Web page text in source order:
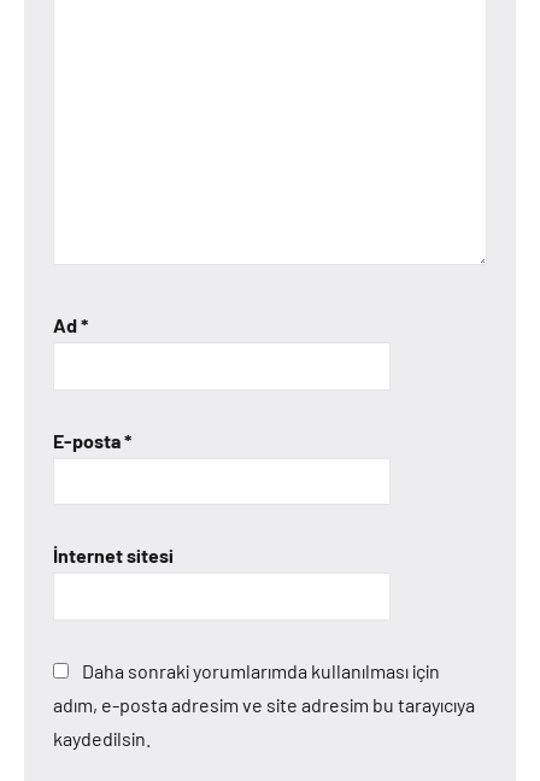
Ad*
E-posta*
İnternet sitesi
Daha sonraki yorumlarımda kullanılması için
adım, e-posta adresim ve site adresim bu tarayıcıya
kaydedilsin.